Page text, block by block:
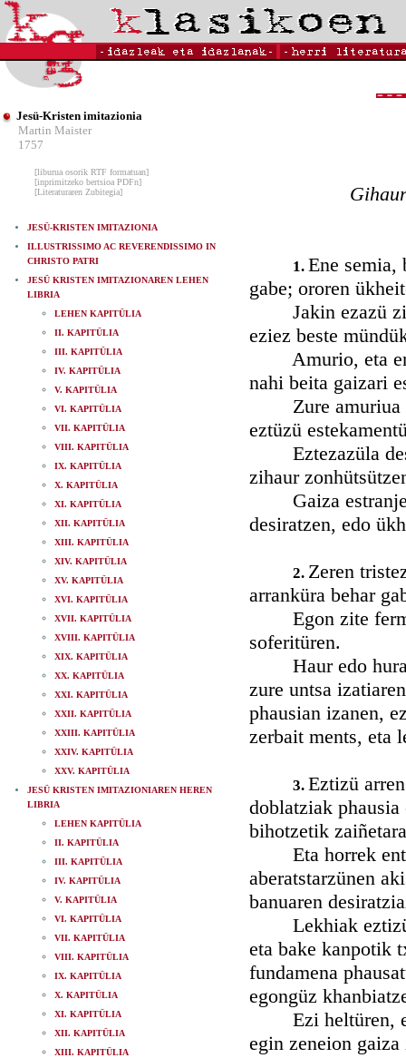
Jesü-Kristen imitazionia
Martin Maister
1757
[liburua osorik RTF formatuan]
[inprimitzeko bertsioa PDFn]
[Literaturaren Zubitegia]
JESÜ-KRISTEN IMITAZIONIA
ILLUSTRISSIMO AC REVERENDISSIMO IN
CHRISTO PATRI
JESÜ KRISTEN IMITAZIONAREN LEHEN
LIBRIA
LEHEN KAPITÜLIA
II. KAPITÜLIA
III. KAPITÜLIA
IV. KAPITÜLIA
V. KAPITÜLIA
VI. KAPITÜLIA
VII. KAPITÜLIA
VIII. KAPITÜLIA
IX. KAPITÜLIA
X. KAPITÜLIA
XI. KAPITÜLIA
XII. KAPITÜLIA
XIII. KAPITÜLIA
XIV. KAPITÜLIA
XV. KAPITÜLIA
XVI. KAPITÜLIA
XVII. KAPITÜLIA
XVIII. KAPITÜLIA
XIX. KAPITÜLIA
XX. KAPITÜLIA
XXI. KAPITÜLIA
XXII. KAPITÜLIA
XXIII. KAPITÜLIA
XXIV. KAPITÜLIA
XXV. KAPITÜLIA
JESÜ KRISTEN IMITAZIONIAREN HEREN
LIBRIA
LEHEN KAPITÜLIA
II. KAPITÜLIA
III. KAPITÜLIA
IV. KAPITÜLIA
V. KAPITÜLIA
VI. KAPITÜLIA
VII. KAPITÜLIA
VIII. KAPITÜLIA
IX. KAPITÜLIA
X. KAPITÜLIA
XI. KAPITÜLIA
XII. KAPITÜLIA
XIII. KAPITÜLIA
1. Ene semia,
gabe; ororen
Jakin ezazü
eziez beste
Amurio, eta
nahi beita gaizari
Zure amuriua
eztüzü
Eztezazüla
zihaur
Gaiza estranje
desiratzen, edo
2. Zeren
arranküra behar
Egon zite
soferitüren.
Haur edo hura
zure untsa
phausian izanen,
zerbait ments, eta
3. Eztizü
doblatziak phausia
bihotzetik
Eta horrek
aberatstarzünen
banuaren
Lekhiak eztizü
eta bake kanpotik
fundamena
egongüz
Ezi heltüren,
egin zeneion